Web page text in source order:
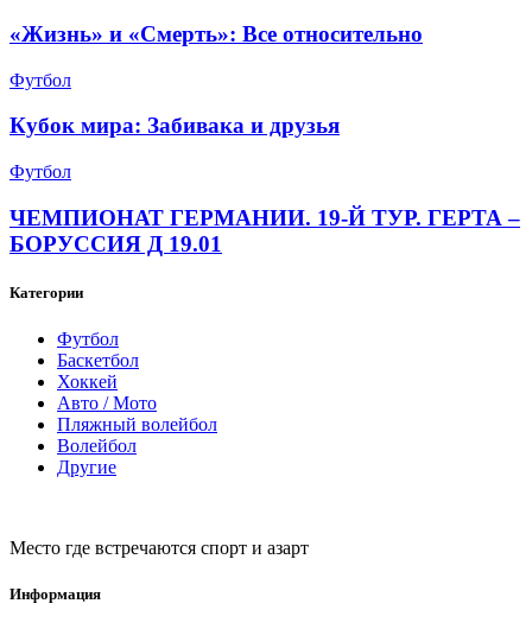
«Жизнь» и «Смерть»: Все относительно
Футбол
Кубок мира: Забивака и друзья
Футбол
ЧЕМПИОНАТ ГЕРМАНИИ. 19-Й ТУР. ГЕРТА –
БОРУССИЯ Д 19.01
Категории
Футбол
Баскетбол
Хоккей
Авто / Мото
Пляжный волейбол
Волейбол
Другие
Место где встречаются спорт и азарт
Информация